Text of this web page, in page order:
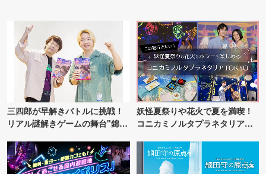
三四郎が早解きバトルに挑戦！
リアル謎解きゲームの舞台"錦糸
妖怪夏祭りや花火で夏を満喫！
コニカミノルタプラネタリア